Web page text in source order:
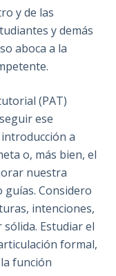
y de las
y demás
aboca a la
(PAT)
ese
a
o, más bien, el
nuestra
Considero
intenciones,
Estudiar el
formal,
función